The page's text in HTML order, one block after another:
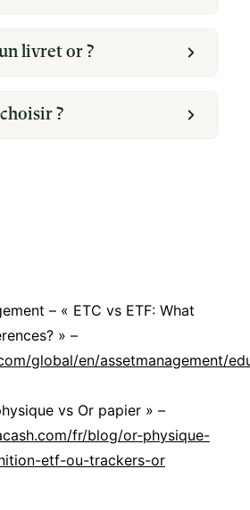
livret or ?
?
– « ETC vs ETF: What
» –
global/en/assetmanagement/
vs Or papier » –
fr/blog/or-physique-
etf-ou-trackers-or